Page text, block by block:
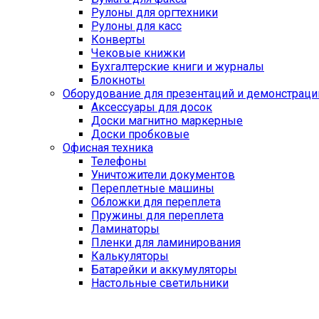
Рулоны для оргтехники
Рулоны для касс
Конверты
Чековые книжки
Бухгалтерские книги и журналы
Блокноты
Оборудование для презентаций и
Аксессуары для досок
Доски магнитно маркерные
Доски пробковые
Офисная техника
Телефоны
Уничтожители документов
Переплетные машины
Обложки для переплета
Пружины для переплета
Ламинаторы
Пленки для ламинирования
Калькуляторы
Батарейки и аккумуляторы
Настольные светильники